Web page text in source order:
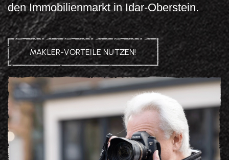
den Immobilienmarkt in Idar-Oberstein.
MAKLER-VORTEILE NUTZEN!